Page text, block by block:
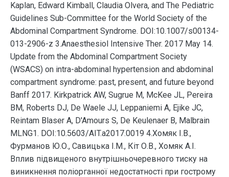
Kaplan, Edward Kimball, Claudia Olvera, and The Pediatric
Guidelines Sub-Committee for the World Society of the
Abdominal Compartment Syndrome. DOI:10.1007/s00134-
013-2906-z 3.Anaesthesiol Intensive Ther. 2017 May 14.
Update from the Abdominal Compartment Society
(WSACS) on intra-abdominal hypertension and abdominal
compartment syndrome: past, present, and future beyond
Banff 2017. Kirkpatrick AW, Sugrue M, McKee JL, Pereira
BM, Roberts DJ, De Waele JJ, Leppaniemi A, Ejike JC,
Reintam Blaser A, D'Amours S, De Keulenaer B, Malbrain
MLNG1. DOI:10.5603/AIT.a2017.0019 4.Хомяк І.В.,
Фурманов Ю.О., Савицька І.М., Кіт О.В., Хомяк А.І.
Вплив підвищеного внутрішньочеревного тиску на
виникнення поліорганної недостатності при гострому